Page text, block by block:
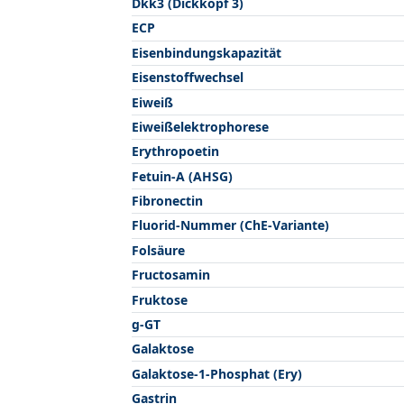
ECP
Eisenbindungskapazität
Eisenstoffwechsel
Eiweiß
Eiweißelektrophorese
Erythropoetin
Fetuin-A (AHSG)
Fibronectin
Fluorid-Nummer (ChE-Variante)
Folsäure
Fructosamin
Fruktose
g-GT
Galaktose
Galaktose-1-Phosphat (Ery)
Gastrin